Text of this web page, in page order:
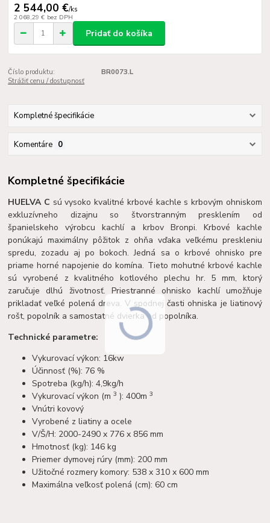
2 544,00 €/ks
2 068,29 € bez DPH
Pridať do košíka
Číslo produktu:
BR0073.L
Strážiť cenu / dostupnosť
Kompletné špecifikácie
Komentáre 0
Kompletné špecifikácie
HUELVA C sú vysoko kvalitné krbové kachle s krbovým ohniskom
exkluzívneho dizajnu so štvorstranným presklením od
španielskeho výrobcu kachlí a krbov Bronpi. Krbové kachle
ponúkajú maximálny pôžitok z ohňa vďaka veľkému preskleniu
spredu, zozadu aj po bokoch. Jedná sa o krbové ohnisko pre
priame horné napojenie do komína. Tieto mohutné krbové kachle
sú vyrobené z kvalitného kotlového plechu hr. 5 mm, ktorý
zaručuje dlhú životnosť. Priestranné ohnisko kachlí umožňuje
prikladať veľké polená dreva. V spodnej časti ohniska je liatinový
rošt, popolník a samostatné dvierka od popolníka.
Technické parametre:
Vykurovací výkon: 16kw
Účinnosť (%): 76 %
Spotreba (kg/h): 4,9kg/h
Vykurovací výkon (m3 ): 400m3
Vnútri kovový
Vyrobené z liatiny a ocele
V/Š/H: 2000-2490 x 776 x 856 mm
Hmotnosť (kg): 146 kg
Priemer dymovej rúry (mm): 200 mm
Užitočné rozmery komory: 538 x 310 x 600 mm
Maximálna veľkosť polená (cm): 60 cm